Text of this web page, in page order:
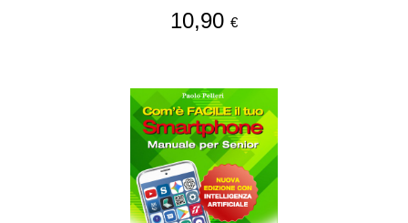
10,90 €